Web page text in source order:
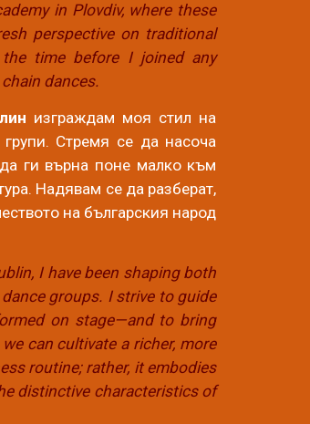
in Plovdiv, where these
perspective on traditional
time before I joined any
dances.
изграждам моя стил на
групи. Стремя се да насоча
ги върна поне малко към
Надявам се да разберат,
на българския народ
I have been shaping both
groups. I strive to guide
on stage—and to bring
can cultivate a richer, more
routine; rather, it embodies
distinctive characteristics of